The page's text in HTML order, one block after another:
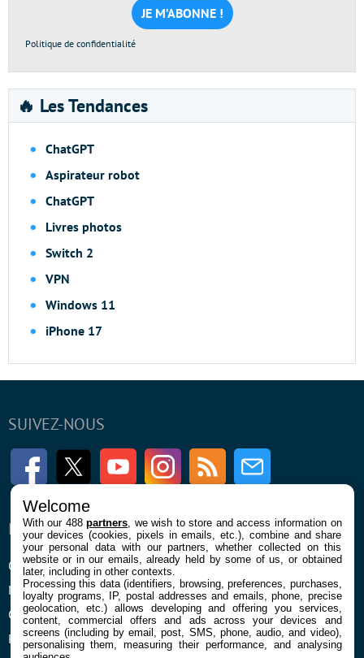
*
Politique de confidentialité
🔥 Les Tendances
ChatGPT
Aspirateur robot
ChatGPT
Livres photos
Switch 2
VPN
Windows 11
iPhone 17
SUIVEZ-NOUS
FacebookTwitter Youtube InstagramRSS Newsletter
ENTREPRISE
Qui sommes nous
Mentions légales et CGU
Confidentialité et Cookies
Préférences cookies
À PROPOS
La rédaction
Contact
Welcome
With our 488partners , we wish to store and access information on
your devices (cookies, pixels in emails, etc.), combine and share
your personal data with our partners, whether collected on this
website or in our emails, already held by some of us, or obtained
later, including in other contexts.
Processing this data (identifiers, browsing, preferences, purchases,
loyalty programs, IP, postal addresses and emails, phone, precise
geolocation, etc.) allows developing and offering you services,
content, commercial offers and ads across your devices and
screens (including by email, post, SMS, phone, audio, and video),
personalising them, measuring their performance, and analysing